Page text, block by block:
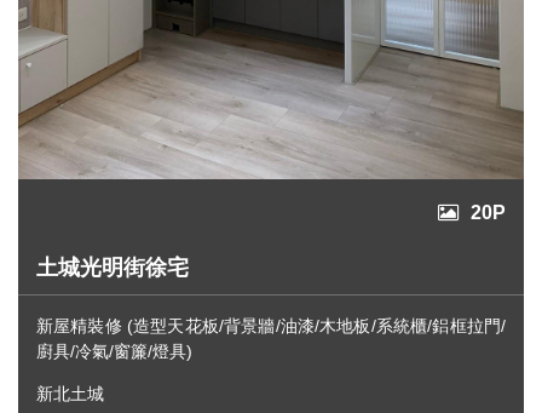
20P
土城光明街徐宅
新屋精裝修 (造型天花板/背景牆/油漆/木地板/系統櫃/鋁框拉門/
廚具/冷氣/窗簾/燈具)
新北土城